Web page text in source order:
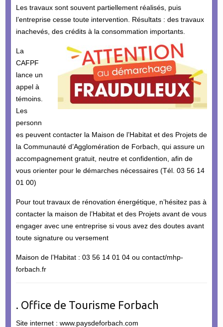
Les travaux sont souvent partiellement réalisés, puis
l’entreprise cesse toute intervention. Résultats : des travaux
inachevés, des crédits à la consommation importants.
La
CAFPF
lance un
appel à
témoins.
Les
personn
es peuvent contacter la Maison de l’Habitat et des Projets de
la Communauté d’Agglomération de Forbach, qui assure un
accompagnement gratuit, neutre et confidention, afin de
vous orienter pour le démarches nécessaires (Tél. 03 56 14
01 00)
Pour tout travaux de rénovation énergétique, n’hésitez pas à
contacter la maison de l’Habitat et des Projets avant de vous
engager avec une entreprise si vous avez des doutes avant
toute signature ou versement
Maison de l’Habitat : 03 56 14 01 04 ou contact/mhp-
forbach.fr
. Office de Tourisme Forbach
Site internet : www.paysdeforbach.com